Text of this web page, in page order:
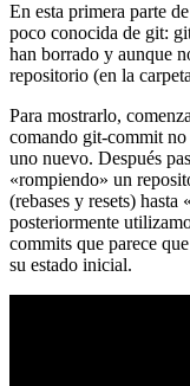
En esta primera parte
poco conocida de git:
han borrado y aunque
repositorio (en la
Para mostrarlo,
comando git-commit
uno nuevo. Después
«rompiendo» un
(rebases y resets)
posteriormente
commits que parece
su estado inicial.